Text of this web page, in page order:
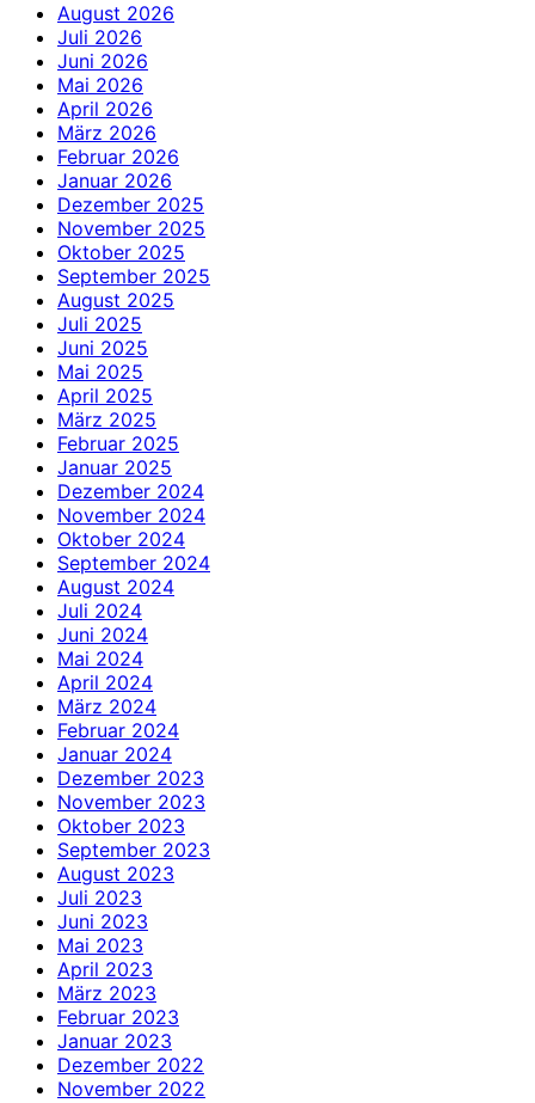
August 2026
Juli 2026
Juni 2026
Mai 2026
April 2026
März 2026
Februar 2026
Januar 2026
Dezember 2025
November 2025
Oktober 2025
September 2025
August 2025
Juli 2025
Juni 2025
Mai 2025
April 2025
März 2025
Februar 2025
Januar 2025
Dezember 2024
November 2024
Oktober 2024
September 2024
August 2024
Juli 2024
Juni 2024
Mai 2024
April 2024
März 2024
Februar 2024
Januar 2024
Dezember 2023
November 2023
Oktober 2023
September 2023
August 2023
Juli 2023
Juni 2023
Mai 2023
April 2023
März 2023
Februar 2023
Januar 2023
Dezember 2022
November 2022